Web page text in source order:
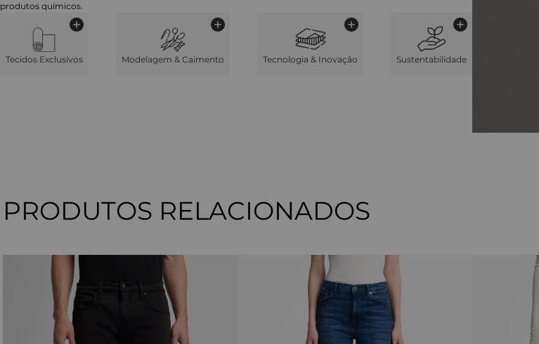
produtos químicos.
Tecidos Exclusivos Modelagem & Caimento Tecnologia & Inovação Sustentabilidade
PRODUTOS RELACIONADOS